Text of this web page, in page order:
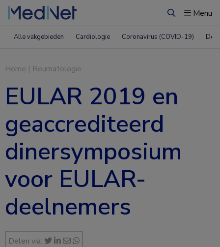
ZoekenMenu
Alle vakgebieden Cardiologie Coronavirus (COVID-19)
Home | Reumatologie
EULAR 2019 en
geaccrediteerd
dinersymposium
voor EULAR-
deelnemers
Delen via: